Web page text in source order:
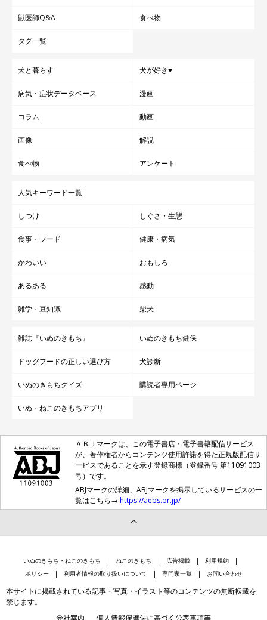
獣医師Q&A 食べ物
タグ一覧
犬と暮らす 犬が好き♥
病気・症状データベース 漫画
コラム 動画
画像 解説
食べ物 アンケート
人気キーワード一覧
しつけ しぐさ・生態
食事・フード 健康・病気
かわいい おもしろ
あるある 感動
雑学・豆知識 柴犬
雑誌『いぬのきもち』 いぬのきもち健保
ドッグフードの正しい選び方 犬診断
いぬのきもちクイズ 購読者専用ページ
いぬ・ねこのきもちアプリ
ＡＢＪマークは、この電子書店・電子書籍配信サービス
が、著作権者からコンテンツ使用許諾を得た正規版配信サ
ービスであることを示す登録商標（登録番号 第11091003
号）です。
ABJマークの詳細、ABJマークを掲示しているサービスの一
覧はこちら→ https://aebs.or.jp/
いぬのきもち・ねこのきもち ねこのきもち 広告掲載
利用規約
ポリシー
利用者情報の取り扱いについて 専門家一覧 お問い合わせ
本サイトに掲載されている記事・写真・イラスト等のコンテンツの無断転載を
禁じます。